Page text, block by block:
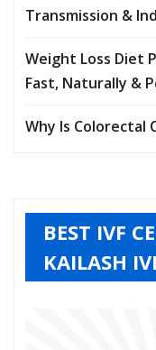
Transmission &
Weight Loss Diet
Fast, Naturally &
Why Is Colorectal
BEST IVF
KAILASH